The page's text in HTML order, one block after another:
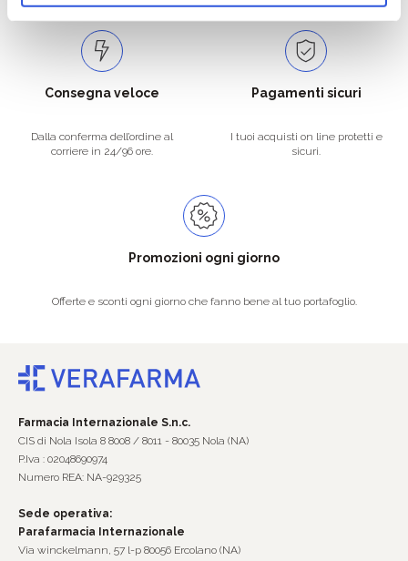
Consegna veloce
Dalla conferma dell’ordine al
corriere in 24/96 ore.
Pagamenti sicuri
I tuoi acquisti on line protetti e
sicuri.
Promozioni ogni giorno
Offerte e sconti ogni giorno che fanno bene al tuo portafoglio.
Farmacia Internazionale S.n.c.
CIS di Nola Isola 8 8008 / 8011 - 80035 Nola (NA)
P.Iva : 02048690974
Numero REA: NA-929325
Sede operativa:
Parafarmacia Internazionale
Via winckelmann, 57 l-p 80056 Ercolano (NA)